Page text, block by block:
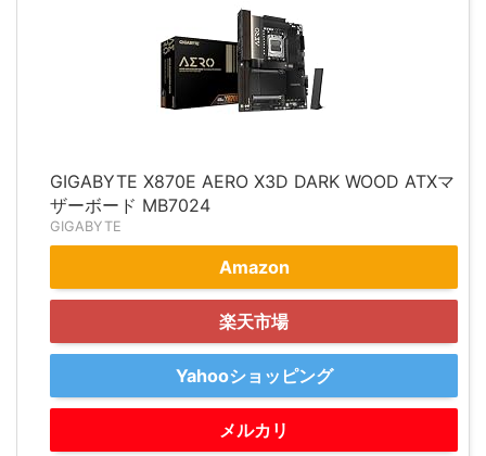
GIGABYTE X870E AERO X3D DARK WOOD ATXマ
ザーボード MB7024
GIGABYTE
Amazon
楽天市場
Yahooショッピング
メルカリ